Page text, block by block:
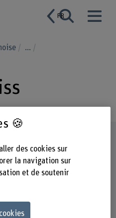
FR
...
🍪
des cookies sur
la navigation sur
et de soutenir